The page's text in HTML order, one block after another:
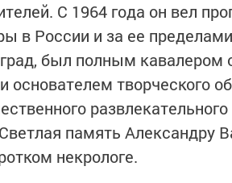
С 1964 года он вел
в России и за ее
был полным кавалером
основателем творческого
память Александру
некрологе.